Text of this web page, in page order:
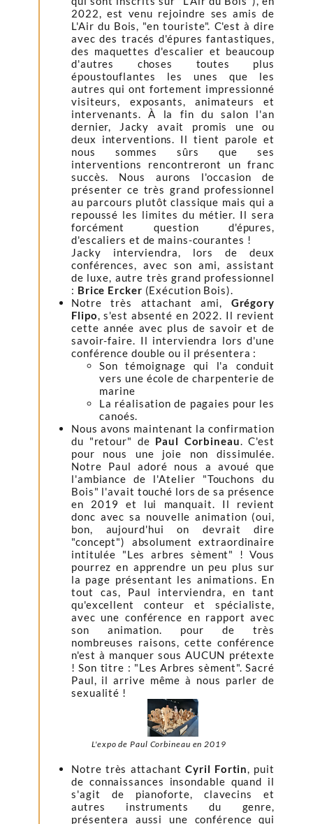
2022, est venu rejoindre ses amis de
L'Air du Bois, "en touriste". C'est à dire
avec des tracés d'épures fantastiques,
des maquettes d'escalier et beaucoup
d'autres choses toutes plus
époustouflantes les unes que les
autres qui ont fortement impressionné
visiteurs, exposants, animateurs et
intervenants. À la fin du salon l'an
dernier, Jacky avait promis une ou
deux interventions. Il tient parole et
nous sommes sûrs que ses
interventions rencontreront un franc
succès. Nous aurons l'occasion de
présenter ce très grand professionnel
au parcours plutôt classique mais qui a
repoussé les limites du métier. Il sera
forcément question d'épures,
d'escaliers et de mains-courantes !
Jacky interviendra, lors de deux
conférences, avec son ami, assistant
de luxe, autre très grand professionnel
: Brice Ercker (Exécution Bois).
Notre très attachant ami, Grégory
Flipo, s'est absenté en 2022. Il revient
cette année avec plus de savoir et de
savoir-faire. Il interviendra lors d'une
conférence double ou il présentera :
Son témoignage qui l'a conduit
vers une école de charpenterie de
marine
La réalisation de pagaies pour les
canoés.
Nous avons maintenant la confirmation
du "retour" de Paul Corbineau. C'est
pour nous une joie non dissimulée.
Notre Paul adoré nous a avoué que
l'ambiance de l'Atelier "Touchons du
Bois" l'avait touché lors de sa présence
en 2019 et lui manquait. Il revient
donc avec sa nouvelle animation (oui,
bon, aujourd'hui on devrait dire
"concept") absolument extraordinaire
intitulée "Les arbres sèment" ! Vous
pourrez en apprendre un peu plus sur
la page présentant les animations. En
tout cas, Paul interviendra, en tant
qu'excellent conteur et spécialiste,
avec une conférence en rapport avec
son animation. pour de très
nombreuses raisons, cette conférence
n'est à manquer sous AUCUN prétexte
! Son titre : "Les Arbres sèment". Sacré
Paul, il arrive même à nous parler de
sexualité !
L'expo de Paul Corbineau en 2019
Notre très attachantCyril Fortin, puit
de connaissances insondable quand il
s'agit de pianoforte, clavecins et
autres instruments du genre,
présentera aussi une conférence qui